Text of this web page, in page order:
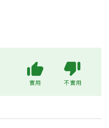
實用 不實用